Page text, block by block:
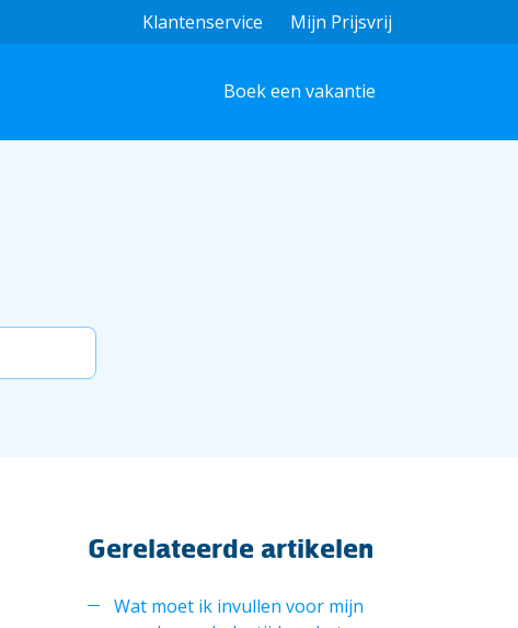
Klantenservice Mijn Prijsvrij
Boek een vakantie
Gerelateerde artikelen
Wat moet ik invullen voor mijn